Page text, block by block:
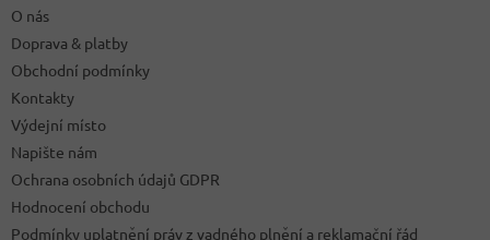
O nás
Doprava & platby
Obchodní podmínky
Kontakty
Výdejní místo
Napište nám
Ochrana osobních údajů GDPR
Hodnocení obchodu
Podmínky uplatnění práv z vadného plnění a reklamační řád